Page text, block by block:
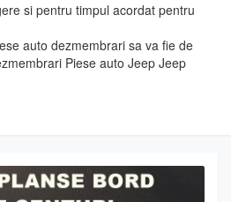
si pentru timpul acordat pentru
auto dezmembrari sa va fie de
Piese auto Jeep Jeep